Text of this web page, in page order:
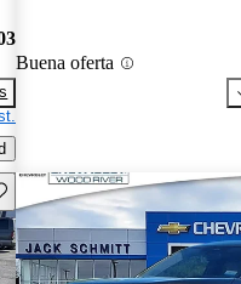
Buena oferta
este Aviso